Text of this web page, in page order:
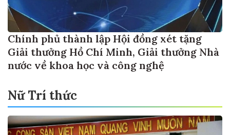
Chính phủ thành lập Hội đồng xét tặng
Giải thưởng Hồ Chí Minh, Giải thưởng Nhà
nước về khoa học và công nghệ
Nữ Trí thức